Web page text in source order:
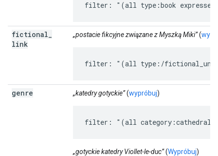
filter: "(all type:book
fictional
link
„postacie fikcyjne związane z Myszką Miki”(
filter: "(all type:/
genre „katedry gotyckie”(wypróbuj)
filter: "(all category:cathedral
„gotyckie katedry Viollet-le-duc”(Wypróbuj)